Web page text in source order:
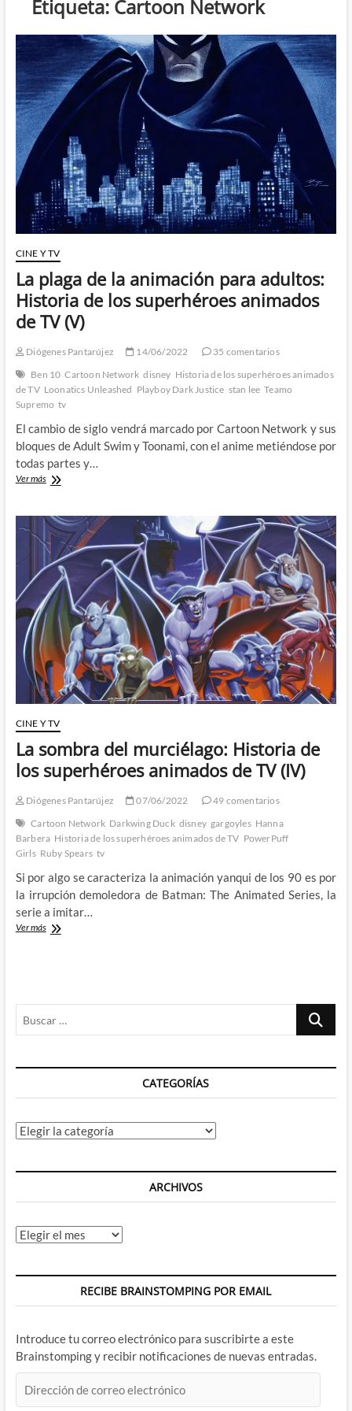
Etiqueta: Cartoon Network
CINE Y TV
La plaga de la animación para adultos:
Historia de los superhéroes animados
de TV (V)
Diógenes Pantarújez 14/06/2022
35 comentarios
Ben 10 Cartoon Network disney Historia de los superhéroes animados
de TV Loonatics Unleashed Playboy Dark Justice stan lee Teamo
Supremo tv
El cambio de siglo vendrá marcado por Cartoon Network y sus
bloques de Adult Swim y Toonami, con el anime metiéndose por
todas partes y…
Ver másLa
la
animación
para
adultos:
Historia
de
los
superhéroes
animados
de
TV
(V)
CINE Y TV
La sombra del murciélago: Historia de
los superhéroes animados de TV (IV)
Diógenes Pantarújez 07/06/2022
49 comentarios
Cartoon Network Darkwing Duck disney gargoyles Hanna
Barbera Historia de los superhéroes animados de TV PowerPuff
Girls Ruby Spears tv
Si por algo se caracteriza la animación yanqui de los 90 es por
la irrupción demoledora de Batman: The Animated Series, la
serie a imitar…
Ver másLa
superhéroes
TV
Buscar
CATEGORÍAS
Categorías
ARCHIVOS
Archivos
RECIBE BRAINSTOMPING POR EMAIL
Introduce tu correo electrónico para suscribirte a este
Brainstomping y recibir notificaciones de nuevas entradas.
de